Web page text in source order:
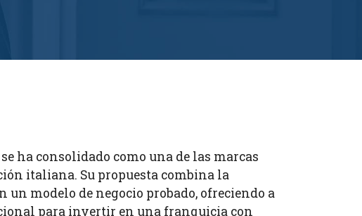
ha consolidado como una de las marcas
italiana. Su propuesta combina la
modelo de negocio probado, ofreciendo a
para invertir en una franquicia con